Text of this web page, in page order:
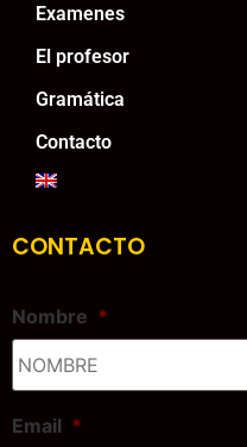
Examenes
El profesor
Gramática
Contacto
CONTACTO
Nombre *
Email *